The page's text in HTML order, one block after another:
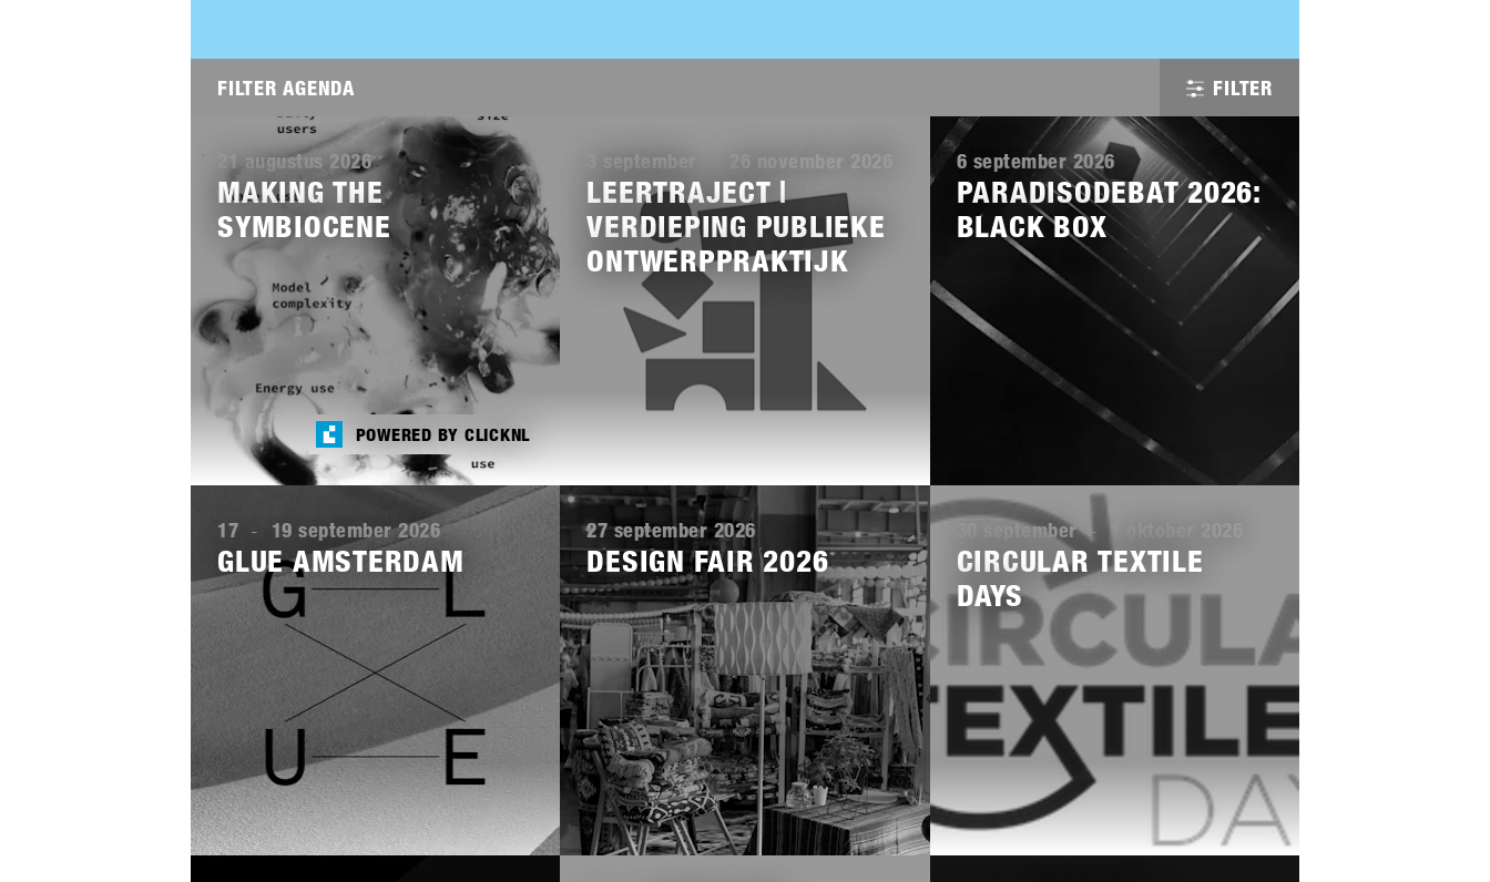
FILTER AGENDA
FILTER
WAAR BEN JE NAAR OP ZOEK?
POWERED BY CLICKNL O&T CIRCULAIR TEXTIEL
21 augustus 2026
MAKING THE
SYMBIOCENE
POWERED BY CLICKNL
meer
3 september
LEERTRAJECT |
VERDIEPING PUBLIEKE
ONTWERPPRAKTIJK
6 september 2026
PARADISODEBAT 2026:
BLACK BOX
Lees
meer
17 - 19 september 2026
GLUE AMSTERDAM
meer
27 september 2026
DESIGN FAIR 2026
Lees
meer
30 september-
CIRCULAR TEXTILE
DAYS
Lees
meer